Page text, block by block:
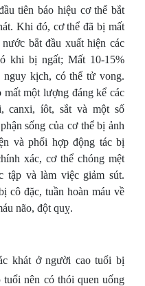
tiên báo hiệu cơ thể bắt
Khi đó, cơ thể đã bị mất
bắt đầu xuất hiện các
khi bị ngất; Mất 10-15%
nguy kịch, có thể tử vong.
một lượng đáng kể các
canxi, íôt, sắt và một số
sống của cơ thể bị ảnh
và phối hợp động tác bị
xác, cơ thể chóng mệt
tập và làm việc giảm sút.
cô đặc, tuần hoàn máu về
não, đột quỵ.
khát ở người cao tuổi bị
nên có thói quen uống